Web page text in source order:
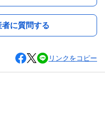
に質問する
リンクをコピー